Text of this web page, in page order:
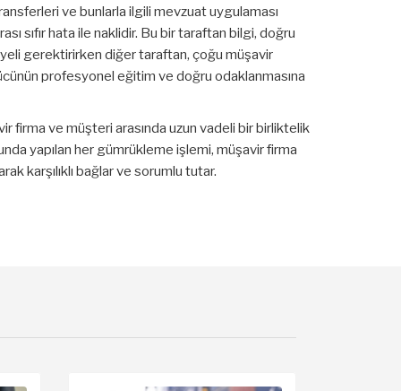
ve bunlarla ilgili mevzuat uygulaması
sıfır hata ile naklidir. Bu bir taraftan bilgi, doğru
gerektirirken diğer taraftan, çoğu müşavir
profesyonel eğitim ve doğru odaklanmasına
firma ve müşteri arasında uzun vadeli bir birliktelik
yapılan her gümrükleme işlemi, müşavir firma
karşılıklı bağlar ve sorumlu tutar.